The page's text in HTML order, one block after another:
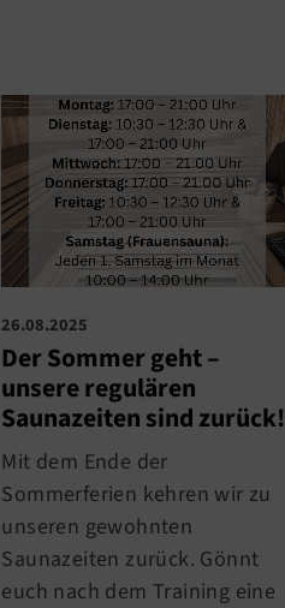
26.08.2025
Der Sommer geht –
unsere regulären
Saunazeiten sind zurück!
Mit dem Ende der
Sommerferien kehren wir zu
unseren gewohnten
Saunazeiten zurück. Gönnt
euch nach dem Training eine